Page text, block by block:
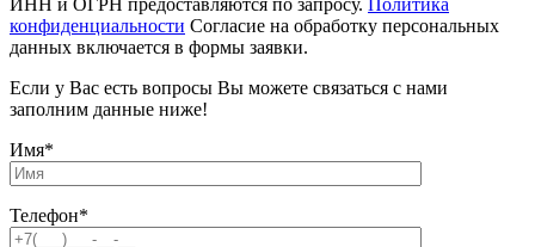
конфиденциальности Согласие на обработку персональных
данных включается в формы заявки.
Если у Вас есть вопросы Вы можете связаться с нами
заполним данные ниже!
Имя*
Телефон*